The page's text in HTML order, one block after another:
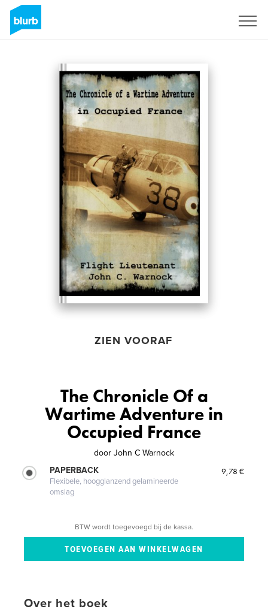
ZIEN VOORAF
The Chronicle Of a
Wartime Adventure in
Occupied France
door John C Warnock
PAPERBACK
Flexibele, hoogglanzend gelamineerde
omslag
9,78 €
BTW wordt toegevoegd bij de kassa.
Over het boek